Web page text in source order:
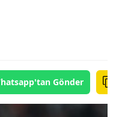
Gönder